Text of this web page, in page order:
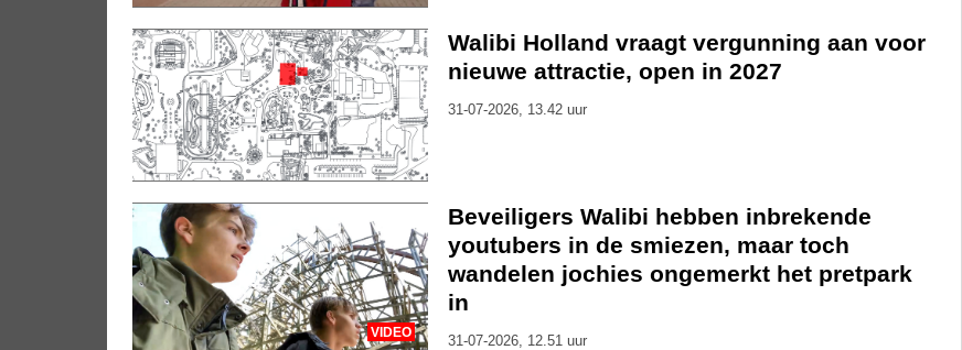
Walibi Holland vraagt vergunning aan voor
nieuwe attractie, open in 2027
31-07-2026, 13.42 uur
VIDEO
Beveiligers Walibi hebben inbrekende
youtubers in de smiezen, maar toch
wandelen jochies ongemerkt het pretpark
in
31-07-2026, 12.51 uur